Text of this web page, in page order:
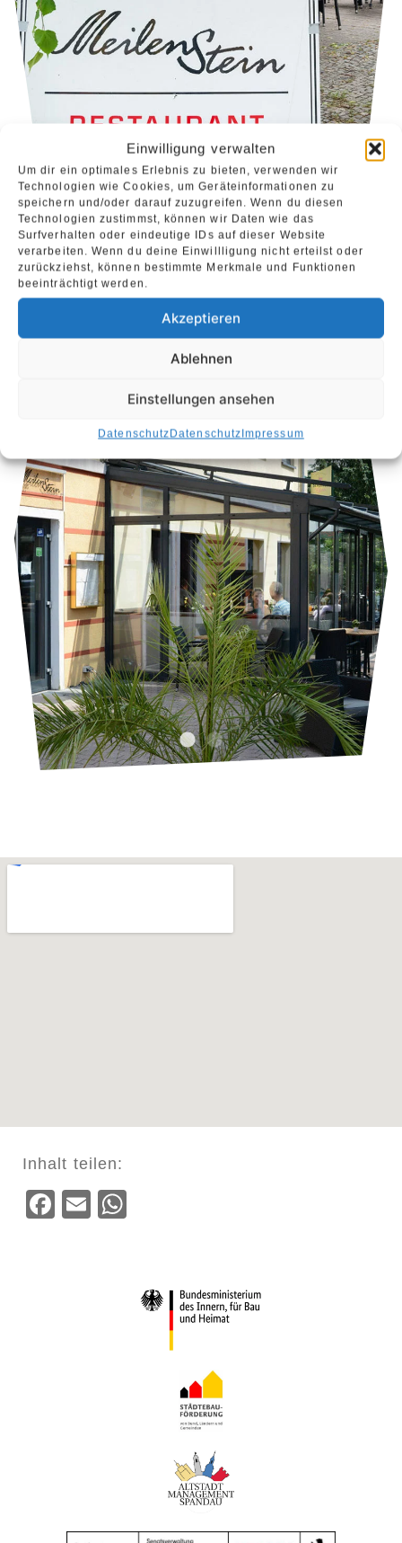
Einwilligung verwalten
Um dir ein optimales Erlebnis zu bieten, verwenden wir
Technologien wie Cookies, um Geräteinformationen zu
speichern und/oder darauf zuzugreifen. Wenn du diesen
Technologien zustimmst, können wir Daten wie das
Surfverhalten oder eindeutige IDs auf dieser Website
verarbeiten. Wenn du deine Einwillligung nicht erteilst oder
zurückziehst, können bestimmte Merkmale und Funktionen
beeinträchtigt werden.
Akzeptieren
Ablehnen
Einstellungen ansehen
DatenschutzDatenschutzImpressum
Internationale · Küche · Frühstück ·
Sonntagsbrunch · Cocktails · Gemütliche
Atmosphäre in schönem Wintergarten oder
auf der großen Sonnenterrasse
Inhalt teilen:
Facebook
Email